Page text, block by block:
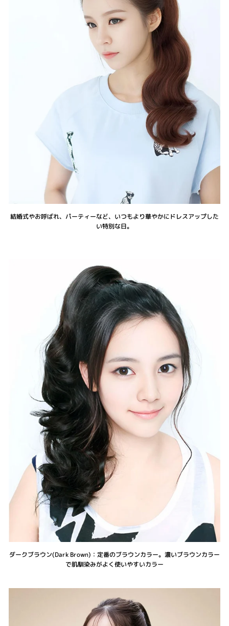
結婚式やお呼ばれ、パーティーなど、いつもより華やかにドレスアップした
い特別な日。
ダークブラウン(Dark Brown)：定番のブラウンカラー。濃いブラウンカラー
で肌馴染みがよく使いやすいカラー